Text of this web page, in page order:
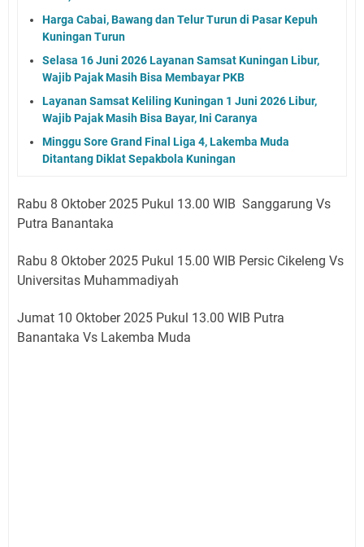
Harga Cabai, Bawang dan Telur Turun di Pasar Kepuh
Kuningan Turun
Selasa 16 Juni 2026 Layanan Samsat Kuningan Libur,
Wajib Pajak Masih Bisa Membayar PKB
Layanan Samsat Keliling Kuningan 1 Juni 2026 Libur,
Wajib Pajak Masih Bisa Bayar, Ini Caranya
Minggu Sore Grand Final Liga 4, Lakemba Muda
Ditantang Diklat Sepakbola Kuningan
Rabu 8 Oktober 2025 Pukul 13.00 WIB Sanggarung Vs
Putra Banantaka
Rabu 8 Oktober 2025 Pukul 15.00 WIB Persic Cikeleng Vs
Universitas Muhammadiyah
Jumat 10 Oktober 2025 Pukul 13.00 WIB Putra
Banantaka Vs Lakemba Muda